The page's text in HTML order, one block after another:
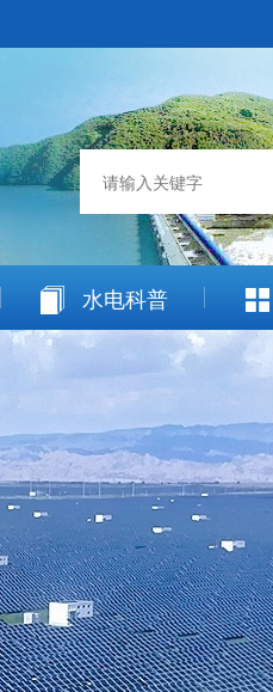
水电科普